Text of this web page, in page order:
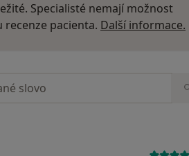
Specialisté nemají možnost
pacienta. Další informace.